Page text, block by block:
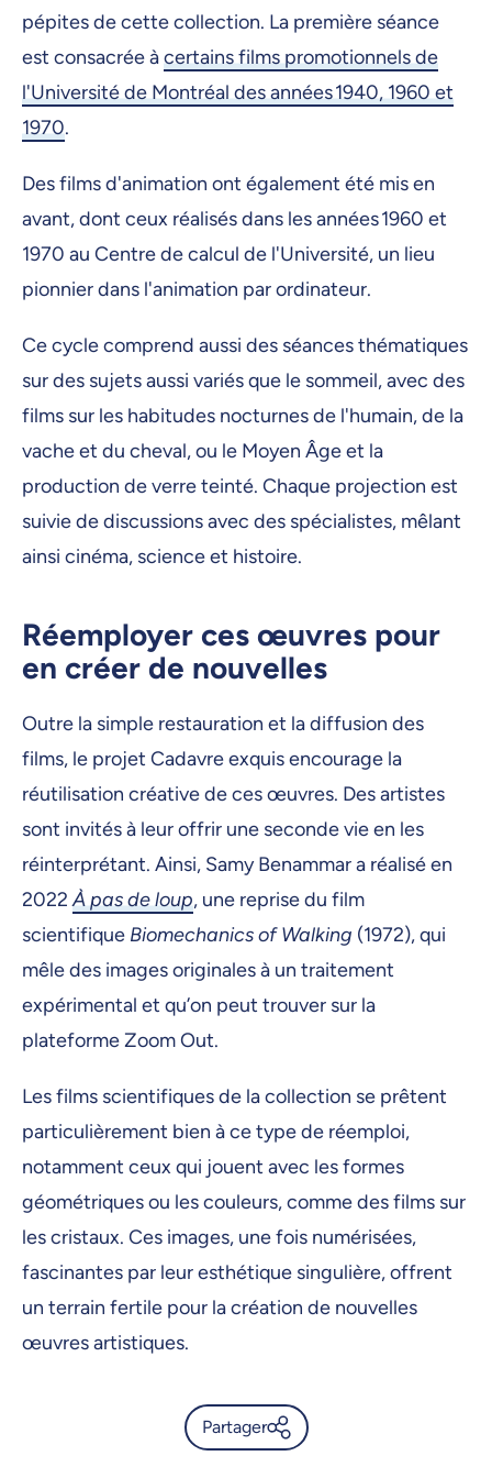
pépites de cette collection. La première séance
est consacrée àcertains films promotionnels de
l'Université de Montréal des années 1940, 1960 et
1970.
Des films d'animation ont également été mis en
avant, dont ceux réalisés dans les années 1960 et
1970 au Centre de calcul de l'Université, un lieu
pionnier dans l'animation par ordinateur.
Ce cycle comprend aussi des séances thématiques
sur des sujets aussi variés que le sommeil, avec des
films sur les habitudes nocturnes de l'humain, de la
vache et du cheval, ou le Moyen Âge et la
production de verre teinté. Chaque projection est
suivie de discussions avec des spécialistes, mêlant
ainsi cinéma, science et histoire.
Réemployer ces œuvres pour
en créer de nouvelles
Outre la simple restauration et la diffusion des
films, le projet Cadavre exquis encourage la
réutilisation créative de ces œuvres. Des artistes
sont invités à leur offrir une seconde vie en les
réinterprétant. Ainsi, Samy Benammar a réalisé en
2022À pas de loup, une reprise du film
scientifique Biomechanics of Walking (1972), qui
mêle des images originales à un traitement
expérimental et qu’on peut trouver sur la
plateforme Zoom Out.
Les films scientifiques de la collection se prêtent
particulièrement bien à ce type de réemploi,
notamment ceux qui jouent avec les formes
géométriques ou les couleurs, comme des films sur
les cristaux. Ces images, une fois numérisées,
fascinantes par leur esthétique singulière, offrent
un terrain fertile pour la création de nouvelles
œuvres artistiques.
Partager